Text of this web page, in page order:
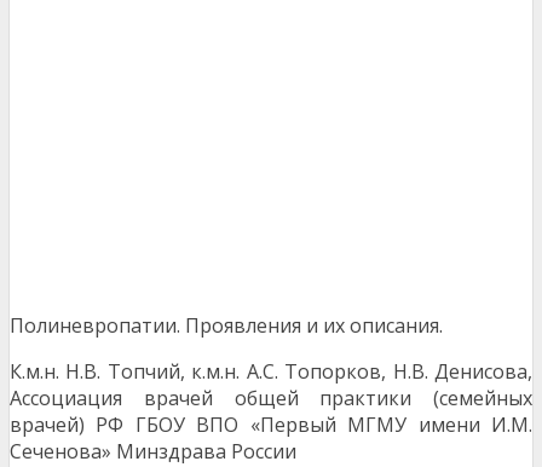
Полиневропатии. Проявления и их описания.
К.м.н. Н.В. Топчий, к.м.н. А.С. Топорков, Н.В. Денисова,
Ассоциация врачей общей практики (семейных
врачей) РФ ГБОУ ВПО «Первый МГМУ имени И.М.
Сеченова» Минздрава России